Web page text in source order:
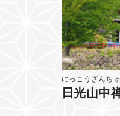
にっこうざんち
日光山中